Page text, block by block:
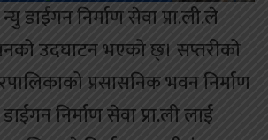
डाईगन निर्माण सेवा प्रा.ली.ले
उदघाटन भएको छ्। सप्तरीको
प्रसासनिक भवन निर्माण
निर्माण सेवा प्रा.ली लाई